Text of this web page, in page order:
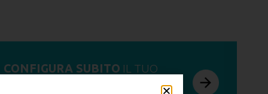
CONFIGURA SUBITO IL TUO